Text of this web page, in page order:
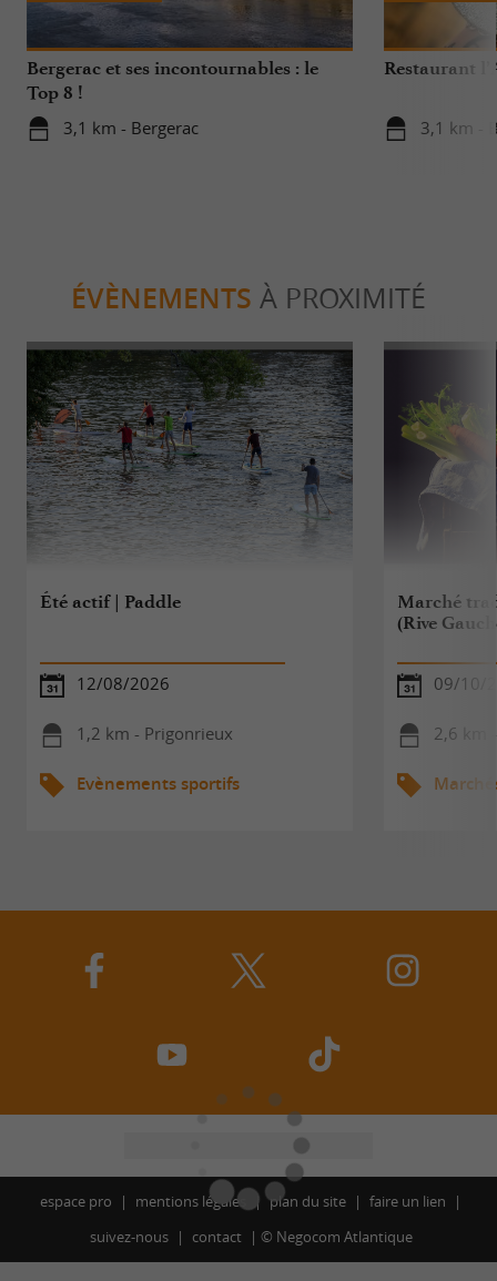
Bergerac et ses incontournables : le
Top 8 !
3,1 km - Bergerac
Restaurant
3,1 km -
ÉVÈNEMENTS À PROXIMITÉ
Été actif | Paddle
12/08/2026
1,2 km - Prigonrieux
Evènements sportifs
Marché
(Rive
09/10/
2,6 km
espace pro mentions légales plan du site
faire un lien
suivez-nous
contact © Negocom Atlantique